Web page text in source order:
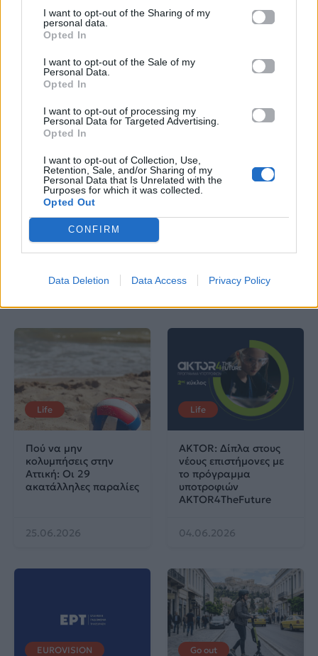
I want to opt-out of the Sharing of my
personal data.
Opted In
I want to opt-out of the Sale of my
Personal Data.
Opted In
I want to opt-out of processing my
Personal Data for Targeted Advertising.
Opted In
I want to opt-out of Collection, Use,
Retention, Sale, and/or Sharing of my
Personal Data that Is Unrelated with the
Purposes for which it was collected.
Opted Out
CONFIRM
Data Deletion Data Access Privacy Policy
04.07.2026
News
Πανελλαδικές 2026:
Στην κορυφή των
βαθμολογιών η
Λαρισαία Ιωάννα
Παπακώστα με 19.780
Μία κάρτα για όλες τις
Life
Πού να μην
κολυμπήσεις στην
Αττική: Οι 29
ακατάλληλες παραλίες
25.06.2026
Life
AKTOR: Δίπλα στους
νέους επιστήμονες με
το πρόγραμμα
υποτροφιών
AKTOR4TheFuture
04.06.2026
EUROVISION Go out